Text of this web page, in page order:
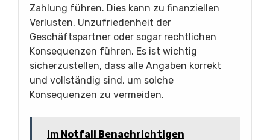
Zahlung führen. Dies kann zu finanziellen
Verlusten, Unzufriedenheit der
Geschäftspartner oder sogar rechtlichen
Konsequenzen führen. Es ist wichtig
sicherzustellen, dass alle Angaben korrekt
und vollständig sind, um solche
Konsequenzen zu vermeiden.
Im Notfall Benachrichtigen